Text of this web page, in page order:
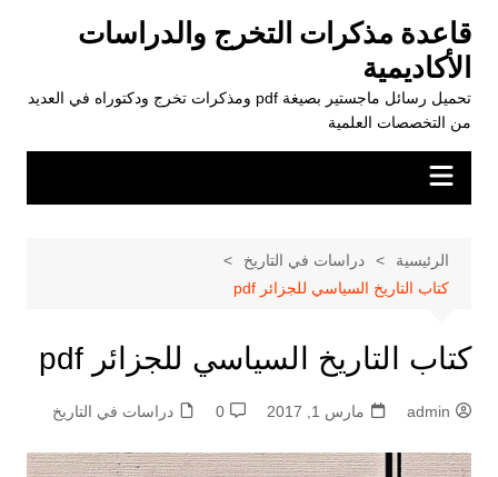
المحتوى
قاعدة مذكرات التخرج والدراسات
الأكاديمية
تحميل رسائل ماجستير بصيغة pdf ومذكرات تخرج ودكتوراه في العديد
من التخصصات العلمية
الرئيسية
دراسات في التاريخ
كتاب التاريخ السياسي للجزائر pdf
كتاب التاريخ السياسي للجزائر pdf
admin مارس 1, 2017 0 دراسات في التاريخ